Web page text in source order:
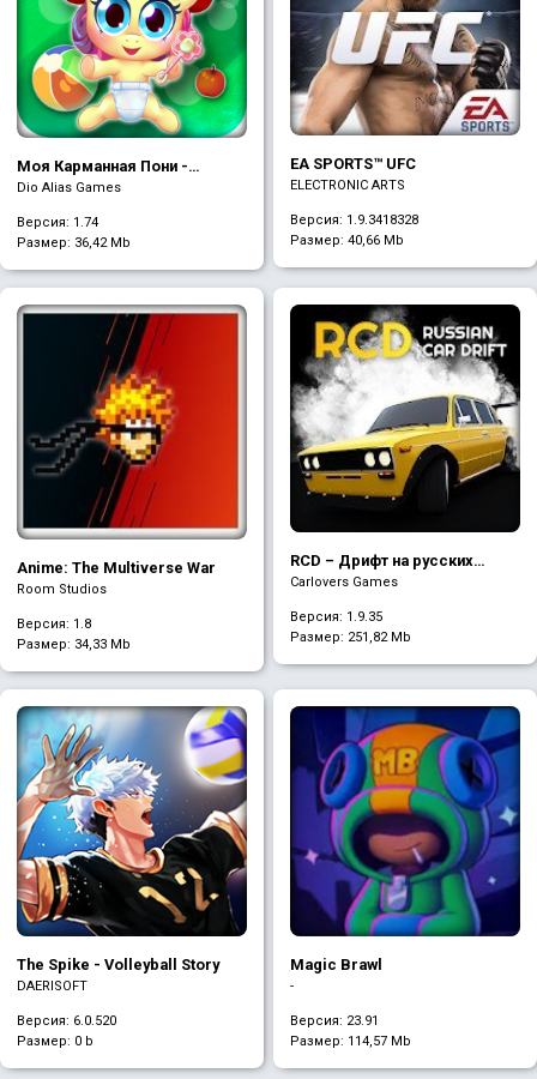
Моя Карманная Пони -
Виртуальный Питомец
Dio Alias Games
Версия: 1.74
Размер: 36,42 Mb
EA SPORTS™ UFC
ELECTRONIC ARTS
Версия: 1.9.3418328
Размер:40,66 Mb
Anime: The Multiverse War
Room Studios
Версия: 1.8
Размер: 34,33 Mb
RCD – Дрифт на русских
машинах
Carlovers Games
Версия: 1.9.35
Размер: 251,82 Mb
The Spike - Volleyball Story
DAERISOFT
Версия: 6.0.520
Размер: 0 b
Magic Brawl
-
Версия: 23.91
Размер: 114,57 Mb